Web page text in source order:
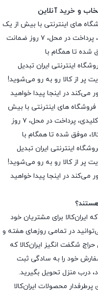
و خرید آنلاین
های اینترنتی با بیش از یک
دهه تجربه، با پایبندی به سه اصل کلیدی، پرداخت در محل، ۷ روز ضمانت
شده تا همگام با
اینترنتی ایران تبدیل
پر از کالا رو به رو می‌شوید!
می‌کند در اینجا پیدا خواهید
فروشگاه های اینترنتی با بیش
از یک دهه تجربه، با پایبندی به سه اصل کلیدی، پرداخت در محل، ۷ روز
موفق شده تا همگام با
اینترنتی ایران تبدیل
پر از کالا رو به رو می‌شوید!
می‌کند در اینجا پیدا خواهید
برای مشتریان خود
در تمامی روزهای هفته و
شگفت انگیز ایران‌کالا که
خود را به سادگی ثبت
درب منزل تحویل بگیرید.
محصولات ایران‌کالا